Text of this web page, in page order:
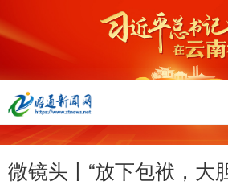
微镜头丨“放下包袱，大